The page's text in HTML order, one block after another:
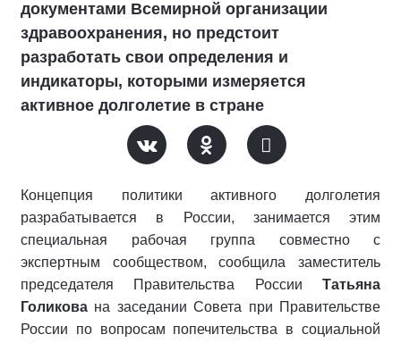
документами Всемирной организации
здравоохранения, но предстоит
разработать свои определения и
индикаторы, которыми измеряется
активное долголетие в стране
Концепция политики активного долголетия
разрабатывается в России, занимается этим
специальная рабочая группа совместно с
экспертным сообществом, сообщила заместитель
председателя Правительства России Татьяна
Голикова на заседании Совета при Правительстве
России по вопросам попечительства в социальной